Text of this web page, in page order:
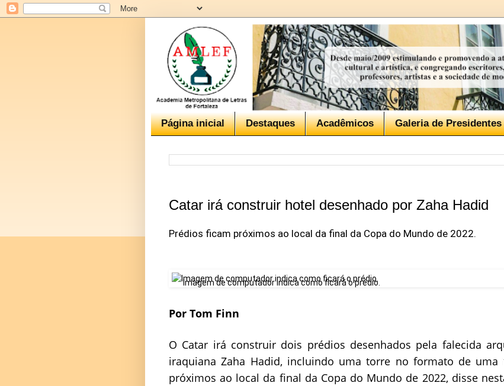
Página inicial Destaques Acadêmicos Galeria de Presidentes
Catar irá construir hotel desenhado por Zaha Hadid
Prédios ficam próximos ao local da final da Copa do Mundo de 2022.
Imagem de computador indica como ficará o prédio.
Por Tom Finn
O Catar irá construir dois prédios desenhados pela falecida
iraquiana Zaha Hadid, incluindo uma torre no formato de uma
próximos ao local da final da Copa do Mundo de 2022, disse